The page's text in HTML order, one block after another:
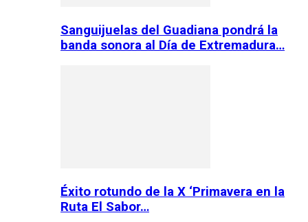
Sanguijuelas del Guadiana pondrá la
banda sonora al Día de Extremadura…
Éxito rotundo de la X ‘Primavera en la
Ruta El Sabor…